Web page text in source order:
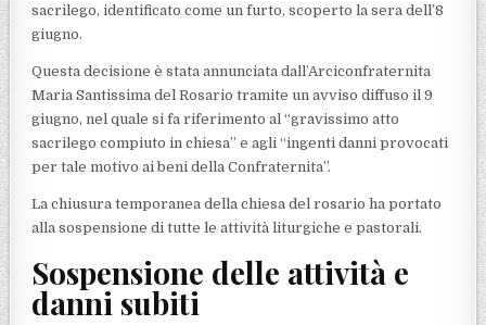
sacrilego, identificato come un furto, scoperto la sera dell’8
giugno.
Questa decisione è stata annunciata dall’Arciconfraternita
Maria Santissima del Rosario tramite un avviso diffuso il 9
giugno, nel quale si fa riferimento al “gravissimo atto
sacrilego compiuto in chiesa” e agli “ingenti danni provocati
per tale motivo ai beni della Confraternita”.
La chiusura temporanea della chiesa del rosario ha portato
alla sospensione di tutte le attività liturgiche e pastorali.
Sospensione delle attività e
danni subiti